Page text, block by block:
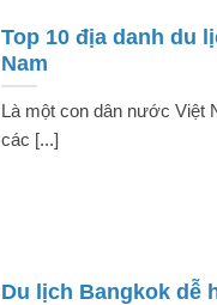
Top 10 địa danh du
Nam
Là một con dân nước Việt
các [...]
Du lịch Bangkok dễ